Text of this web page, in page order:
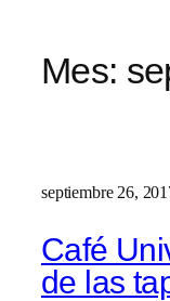
Mes:
septiembre 26,
Café
de las